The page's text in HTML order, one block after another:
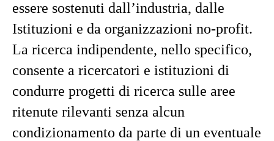
essere sostenuti dall’industria, dalle
Istituzioni e da organizzazioni no-profit.
La ricerca indipendente, nello specifico,
consente a ricercatori e istituzioni di
condurre progetti di ricerca sulle aree
ritenute rilevanti senza alcun
condizionamento da parte di un eventuale